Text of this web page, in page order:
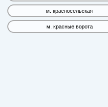
м. красносельская
м. красные ворота